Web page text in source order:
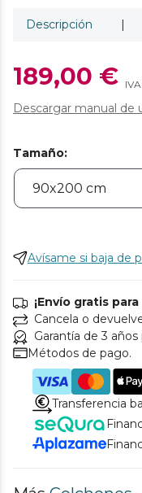
Descripción |
189,00 €
Descargar manual de
Tamaño:
Avísame si baja de
¡Envío gratis
Cancela o
Garantía de 3 años
Métodos de pago.
Transferencia